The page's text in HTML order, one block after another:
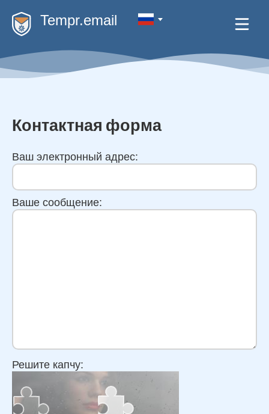
Tempr.email
Контактная форма
Ваш электронный адрес:
Ваше сообщение:
Решите капчу: